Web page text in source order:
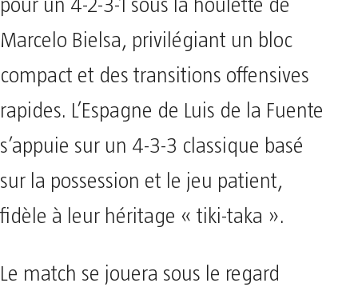
pour un 4-2-3-1 sous la houlette de
Marcelo Bielsa, privilégiant un bloc
compact et des transitions offensives
rapides. L’Espagne de Luis de la Fuente
s’appuie sur un 4-3-3 classique basé
sur la possession et le jeu patient,
fidèle à leur héritage « tiki-taka ».
Le match se jouera sous le regard